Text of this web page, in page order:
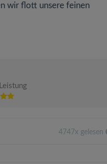
wir flott unsere feinen
4747x gelesen